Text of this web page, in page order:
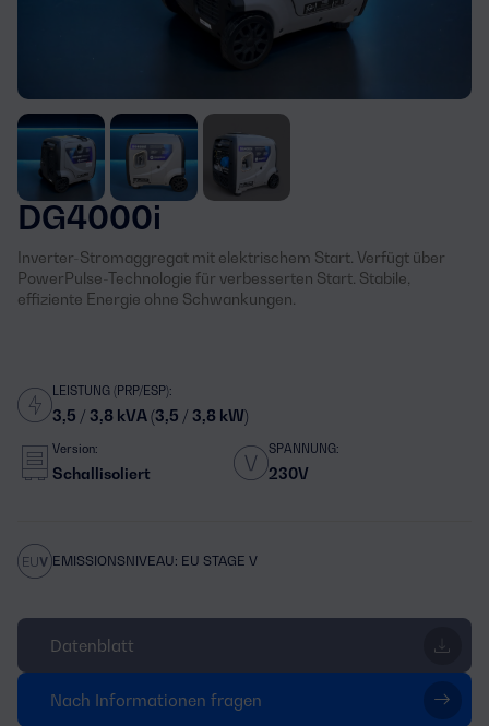
DG4000i
Inverter-Stromaggregat mit elektrischem Start. Verfügt über
PowerPulse-Technologie für verbesserten Start. Stabile,
effiziente Energie ohne Schwankungen.
LEISTUNG (PRP/ESP):
3,5 / 3,8 kVA (3,5 / 3,8 kW)
Version:
Schallisoliert
SPANNUNG:
230V
EMISSIONSNIVEAU: EU STAGE V
Datenblatt
Nach Informationen fragen